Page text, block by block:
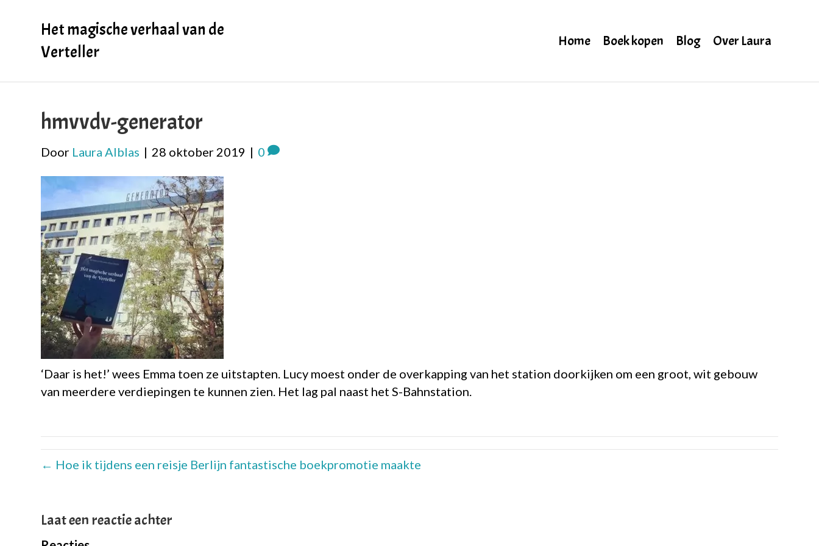
Het magische verhaal van de
Verteller
Home Boek kopen Blog Over Laura
hmvvdv-generator
Door Laura Alblas | 28 oktober 2019 | 0
‘Daar is het!’ wees Emma toen ze uitstapten. Lucy moest onder de overkapping van het station doorkijken om een groot, wit gebouw
van meerdere verdiepingen te kunnen zien. Het lag pal naast het S-Bahnstation.
← Hoe ik tijdens een reisje Berlijn fantastische boekpromotie maakte
Laat een reactie achter